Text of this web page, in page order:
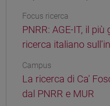
Focus ricerca
PNRR: AGE-IT, il
ricerca italiano
Campus
La ricerca di Ca'
dal PNRR e MUR